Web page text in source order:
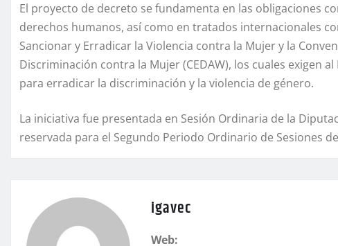
El proyecto de decreto se fundamenta en las obligaciones
derechos humanos, así como en tratados internacionales
Sancionar y Erradicar la Violencia contra la Mujer y la
Discriminación contra la Mujer (CEDAW), los cuales exigen
para erradicar la discriminación y la violencia de género.
La iniciativa fue presentada en Sesión Ordinaria de la
reservada para el Segundo Periodo Ordinario de Sesiones
igavec
Web: